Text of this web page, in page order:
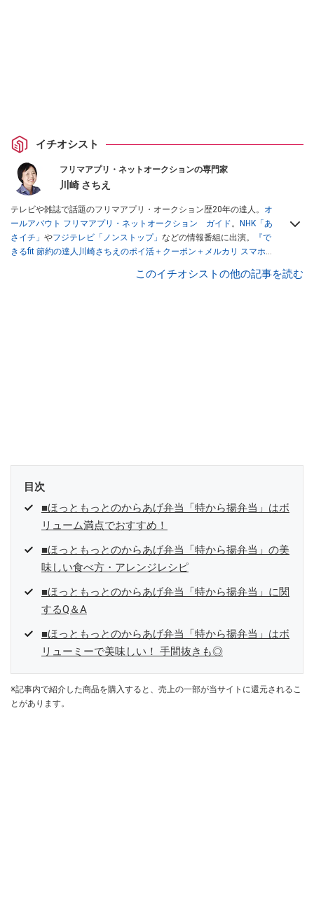
イチオシスト
フリマアプリ・ネットオークションの専門家
川崎 さちえ
テレビや雑誌で話題のフリマアプリ・オークション歴20年の達人。 オ
ールアバウト フリマアプリ・ネットオークション ガイド。
NHK「あ
さイチ」 やフジテレビ「ノンストップ」 などの情報番組に出演。
『で
きるfit 節約の達人川崎さちえのポイ活＋クーポン＋メルカリ スマホで
スマホ1つでスキマ時間に効率的に稼ぐ！』（翔泳社刊） ほか著書多
このイチオシストの他の記事を読む
目次
■ほっともっとのからあげ弁当「特から揚弁当」はボ
リューム満点でおすすめ！
■ほっともっとのからあげ弁当「特から揚弁当」の美
味しい食べ方・アレンジレシピ
■ほっともっとのからあげ弁当「特から揚弁当」に関
するQ＆A
■ほっともっとのからあげ弁当「特から揚弁当」はボ
リューミーで美味しい！ 手間抜きも◎
※記事内で紹介した商品を購入すると、売上の一部が当サイトに還元されるこ
とがあります。